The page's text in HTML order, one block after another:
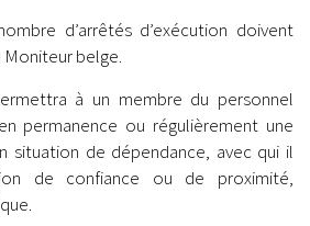
d’arrêtés d’exécution doivent
belge.
à un membre du personnel
permanence ou régulièrement une
situation de dépendance, avec qui il
de confiance ou de proximité,